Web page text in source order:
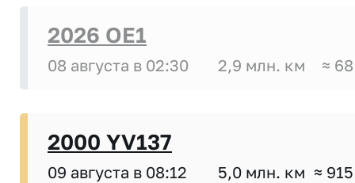
2026 OE1
08 августа в 02:30 2,9 млн. км ≈
2000 YV137
09 августа в 08:12 5,0 млн. км ≈